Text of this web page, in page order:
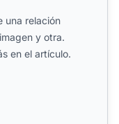
una relación
y otra.
en el artículo.